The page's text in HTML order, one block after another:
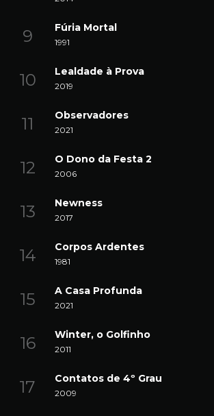
Fúria Mortal
1991
Lealdade à Prova
2019
Observadores
2021
O Dono da Festa 2
2006
Newness
2017
Corpos Ardentes
1981
A Casa Profunda
2021
Winter, o Golfinho
2011
Contatos de 4º Grau
2009